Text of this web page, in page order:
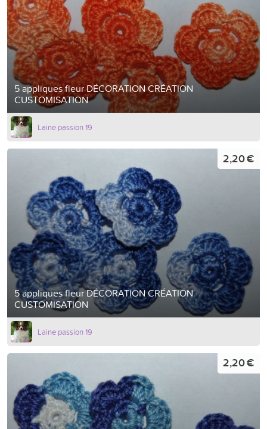
5 appliques fleur DÉCORATION CRÉATION
CUSTOMISATION
Laine passion 19
5 appliques fleur DÉCORATION CRÉATION
CUSTOMISATION
2,20 €
Laine passion 19
2,20 €